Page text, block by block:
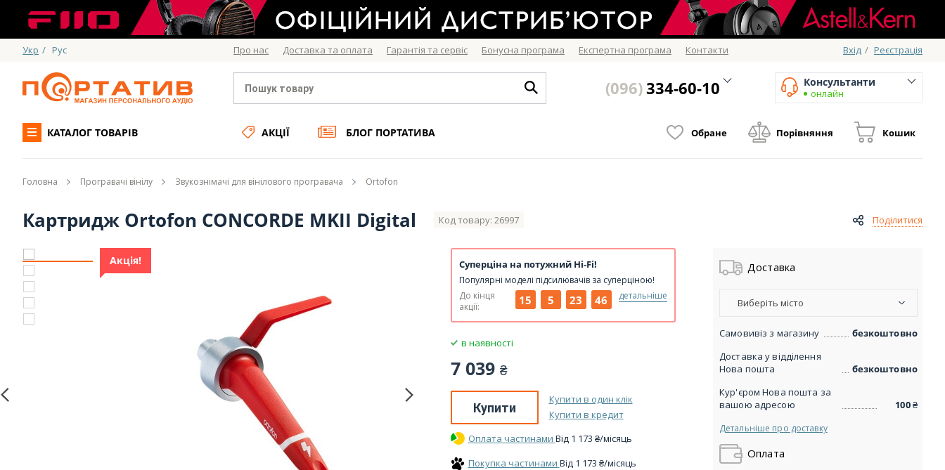
Укр / Рус Про нас Доставка та оплата Гарантія та сервіс Бонусна програма Експертна програма Контакти Вхід / Реєстрація
(096)334-60-10 Консультанти
онлайн
КАТАЛОГ ТОВАРІВ АКЦІЇ БЛОГ ПОРТАТИВА Обране Порівняння Кошик
Головна Програвачі вінілу Звукознімачі для вінілового програвача Ortofon
Картридж Ortofon CONCORDE MKII Digital Код товару: 26997 Поділитися
Акція! Суперціна на потужний Hi-Fi!
Популярні моделі підсилювачів за суперціною!
До кінця
акції:
15 5 23 46 детальніше
в наявності
7 039 ₴
Купити
Купити в один клік
Купити в кредит
Оплата частинами Вiд 1 173 ₴/місяць
Покупка частинами Вiд 1 173 ₴/місяць
Доставка
Виберіть місто
Самовивіз з магазину
безкоштовно
Доставка у відділення
Нова пошта
безкоштовно
Кур'єром Нова пошта за
вашою адресою
100₴
Детальніше про доставку
Оплата